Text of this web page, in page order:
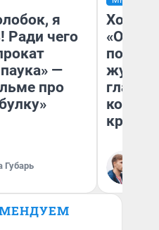
я
Ради чего
—
про
Хоть